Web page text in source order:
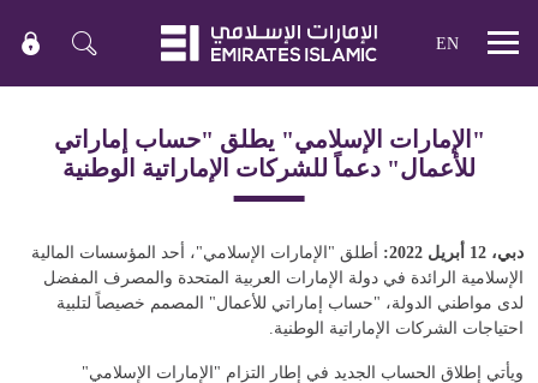
Mobile
EN
"الإمارات الإسلامي" يطلق "حساب إماراتي
للأعمال" دعماً للشركات الإماراتية الوطنية
دبي، 12 أبريل 2022:
أطلق "الإمارات الإسلامي"، أحد المؤسسات المالية
الإسلامية الرائدة في دولة الإمارات العربية المتحدة والمصرف المفضل
لدى مواطني الدولة، "حساب إماراتي للأعمال" المصمم خصيصاً لتلبية
احتياجات الشركات الإماراتية الوطنية.
ويأتي إطلاق الحساب الجديد في إطار التزام "الإمارات الإسلامي"